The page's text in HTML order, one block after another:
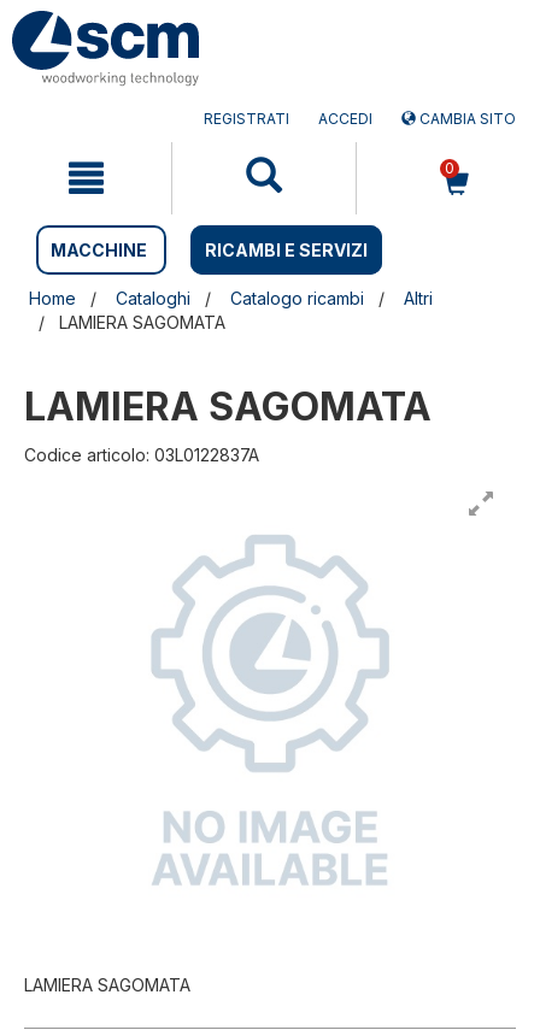
Salta
contenuto
Salta
menu
REGISTRATI ACCEDI CAMBIA SITO
0
MACCHINE RICAMBI E SERVIZI
Home Cataloghi Catalogo ricambi
Altri
LAMIERA SAGOMATA
LAMIERA SAGOMATA
Codice articolo: 03L0122837A
LAMIERA SAGOMATA